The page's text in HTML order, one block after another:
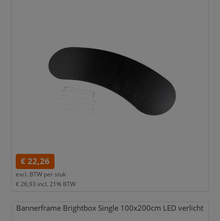
€ 22,26
excl. BTW perstuk
€ 26,93 incl. 21% BTW
Bannerframe Brightbox Single 100x200cm LED verlicht